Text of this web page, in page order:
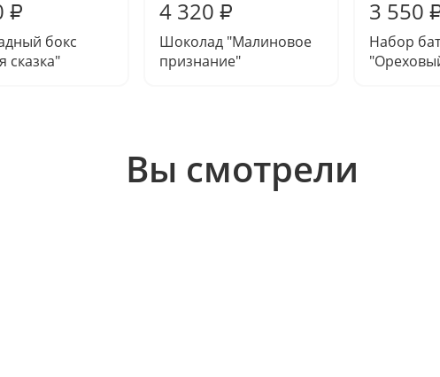
₽
бокс
сказка"
4 320 ₽
Шоколад "Малиновое
признание"
3 550
Набор
Вы смотрели